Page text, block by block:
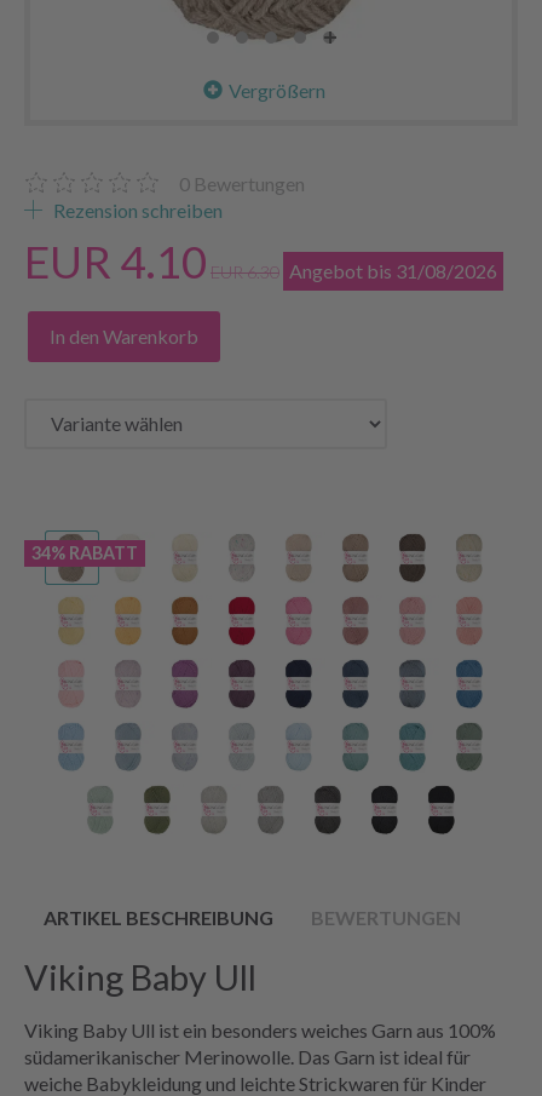
Vergrößern
0 Bewertungen
Rezension schreiben
EUR 4.10 EUR 6.30 Angebot bis 31/08/2026
In den Warenkorb
34% RABATT
ARTIKEL BESCHREIBUNG BEWERTUNGEN
Viking Baby Ull
Viking Baby Ull ist ein besonders weiches Garn aus 100%
südamerikanischer Merinowolle. Das Garn ist ideal für
weiche Babykleidung und leichte Strickwaren für Kinder